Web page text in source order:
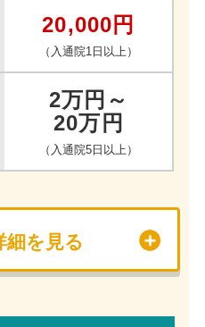
20,000円
（入通院1日以上）
2万円～
20万円
（入通院5日以上）
細を見る